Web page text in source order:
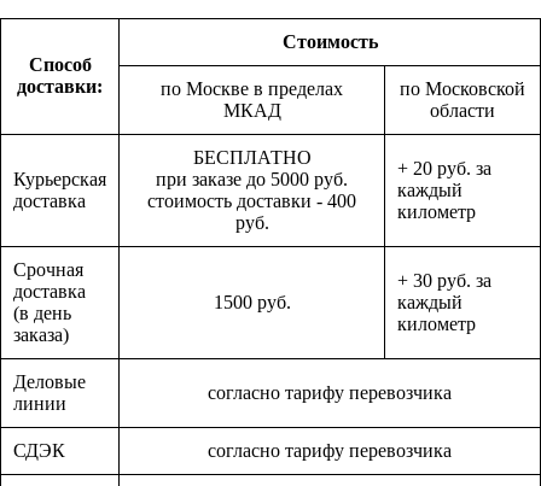
Способ
доставки:
Стоимость
по Москве в пределах
МКАД
по Московской
области
Курьерская
доставка
БЕСПЛАТНО
при заказе до 5000 руб.
стоимость доставки - 400
руб.
+ 20 руб. за
каждый
километр
Срочная
доставка
(в день
заказа)
1500 руб.
+ 30 руб. за
каждый
километр
Деловые
линии
согласно тарифу перевозчика
СДЭК согласно тарифу перевозчика